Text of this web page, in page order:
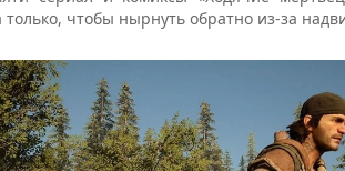
только, чтобы нырнуть обратно из-за